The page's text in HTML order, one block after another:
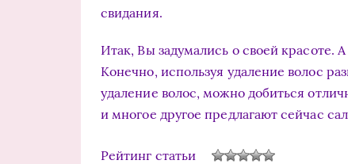
свидания.
Итак, Вы задумались о своей красоте.
Конечно, используя удаление волос
удаление волос, можно добиться
и многое другое предлагают сейчас
Рейтинг статьи